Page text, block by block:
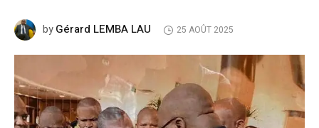
byGérard LEMBA LAU 25 AOÛT 2025